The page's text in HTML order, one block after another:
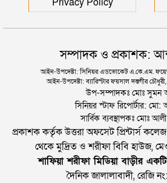
সম্পাদক ও প্রকাশক:
আইন-উপদেষ্টা: সিনিয়র এডভোকেট এ.কে.এম.
আইন-উপদেষ্টা: ব্যারিস্টার ফয়সাল দস্তগীর
উপ-সম্পাদকঃ মোঃ সুমন
সিনিয়র স্টাফ রিপোর্টার: মো:
সার্বিক ব্যবস্থাপকঃ মোঃ
প্রকাশক কর্তৃক উত্তরা অফসেট প্রিন্টার্স
থেকে মুদ্রিত ও শরীফা বিবি হাউজ,
শাফিয়া শরীফা মিডিয়া বাড়ীর
দৈনিক জালালাবাদী, রেজি